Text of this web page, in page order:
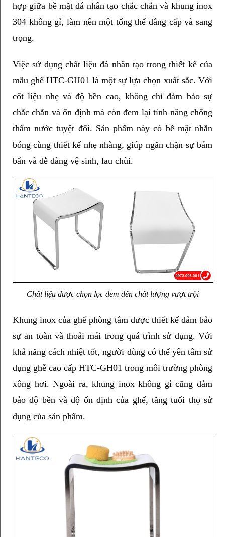
hợp giữa bề mặt đá nhân tạo chắc chắn và khung inox
304 không gỉ, làm nên một tổng thể đẳng cấp và sang
trọng.
Việc sử dụng chất liệu đá nhân tạo trong thiết kế của
mẫu ghế HTC-GH01 là một sự lựa chọn xuất sắc. Với
cốt liệu nhẹ và độ bền cao, không chỉ đảm bảo sự
chắc chắn và ổn định mà còn đem lại tính năng chống
thấm nước tuyệt đối. Sản phẩm này có bề mặt nhẵn
bóng cùng thiết kế nhẹ nhàng, giúp ngăn chặn sự bám
bẩn và dễ dàng vệ sinh, lau chùi.
Chất liệu được chọn lọc đem đến chất lượng vượt trội
Khung inox của ghế phòng tắm được thiết kế đảm bảo
sự an toàn và thoải mái trong quá trình sử dụng. Với
khả năng cách nhiệt tốt, người dùng có thể yên tâm sử
dụng ghễ cao cấp HTC-GH01 trong môi trường phòng
xông hơi. Ngoài ra, khung inox không gỉ cũng đảm
bảo độ bền và độ ổn định của ghế, tăng tuổi thọ sử
dụng của sản phẩm.